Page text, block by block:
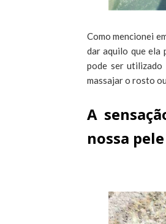
Como mencionei
dar aquilo que ela
pode ser utilizado
massajar o rosto
A
nossa